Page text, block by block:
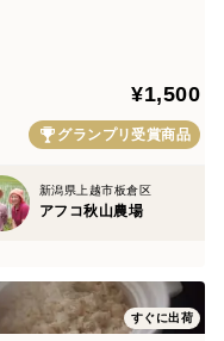
の斑点が
域です。
、
」になります。
¥1,500
グランプリ受賞商品
新潟県上越市板倉区
アフコ秋山農場
すぐに出荷